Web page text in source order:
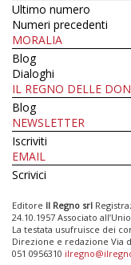
Ultimo numero
Numeri precedenti
MORALIA
Blog
Dialoghi
IL REGNO DELLE
Blog
NEWSLETTER
Iscriviti
EMAIL
Scrivici
Editore Il Regno srl
24.10.1957 Associato
La testata usufruisce dei
Direzione e redazione Via
051 0956310